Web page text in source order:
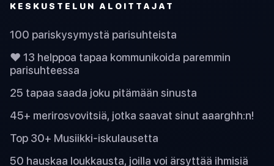
KESKUSTELUN ALOITTAJAT
100 pariskysymystä parisuhteista
❤️ 13 helppoa tapaa kommunikoida paremmin
parisuhteessa
25 tapaa saada joku pitämään sinusta
45+ merirosvovitsiä, jotka saavat sinut aaarghh:n!
Top 30+ Musiikki-iskulausetta
50 hauskaa loukkausta, joilla voi ärsyttää ihmisiä